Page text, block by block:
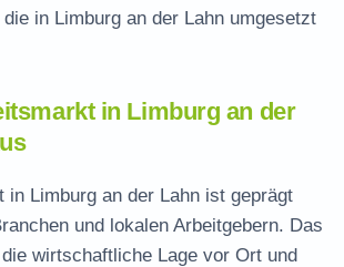
in Limburg an der Lahn umgesetzt
in Limburg an der
in Limburg an der Lahn ist geprägt
und lokalen Arbeitgebern. Das
wirtschaftliche Lage vor Ort und